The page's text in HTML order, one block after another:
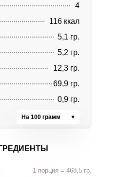
4
116 ккал
5,1 гр.
5,2 гр.
12,3 гр.
69,9 гр.
0,9 гр.
На 100 грамм
1 порция = 468,5 гр.